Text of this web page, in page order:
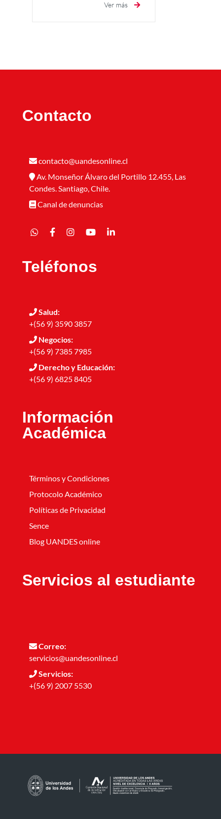
Ver más
Contacto
contacto@uandesonline.cl
Av. Monseñor Álvaro del Portillo 12.455, Las
Condes. Santiago, Chile.
Canal de denuncias
Teléfonos
Salud:
+(56 9) 3590 3857
Negocios:
+(56 9) 7385 7985
Derecho y Educación:
+(56 9) 6825 8405
Información
Académica
Términos y Condiciones
Protocolo Académico
Políticas de Privacidad
Sence
Blog UANDES online
Servicios al estudiante
Correo:
servicios@uandesonline.cl
Servicios:
+(56 9) 2007 5530